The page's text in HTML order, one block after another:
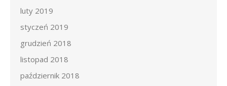
luty 2019
styczeń 2019
grudzień 2018
listopad 2018
październik 2018